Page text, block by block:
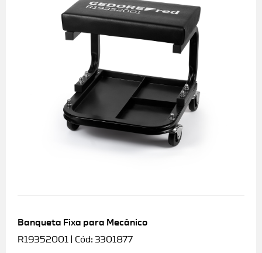
Banqueta Fixa para Mecânico
R19352001 | Cód: 3301877